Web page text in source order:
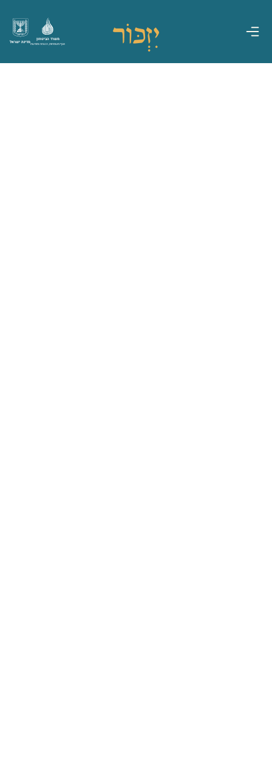
מדינת ישראל
משרד הביטחון
אגף משפחות, הנצחה ומורשת